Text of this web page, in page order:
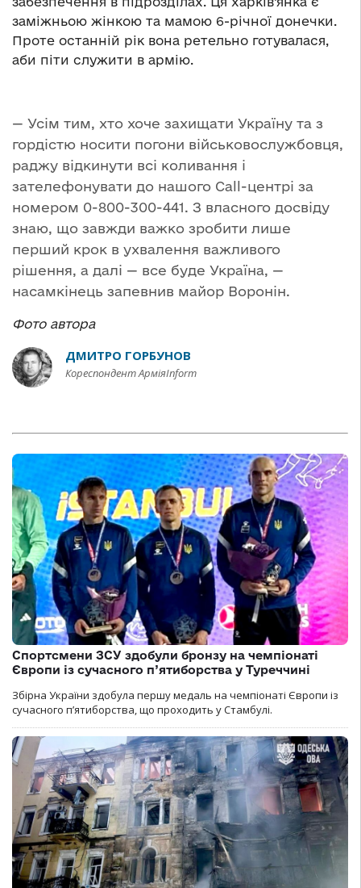
заміжньою жінкою та мамою 6-річної донечки.
Проте останній рік вона ретельно готувалася,
аби піти служити в армію.
— Усім тим, хто хоче захищати Україну та з
гордістю носити погони військовослужбовця,
раджу відкинути всі коливання і
зателефонувати до нашого Call-центрі за
номером 0-800-300-441. З власного досвіду
знаю, що завжди важко зробити лише
перший крок в ухвалення важливого
рішення, а далі — все буде Україна, —
насамкінець запевнив майор Воронін.
Фото автора
ДМИТРО ГОРБУНОВ
Кореспондент АрміяInform
Спортсмени ЗСУ здобули бронзу на чемпіонаті
Європи із сучасного п’ятиборства у Туреччині
Збірна України здобула першу медаль на чемпіонаті Європи із
сучасного п’ятиборства, що проходить у Стамбулі.